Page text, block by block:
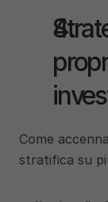
Come
stratifica su